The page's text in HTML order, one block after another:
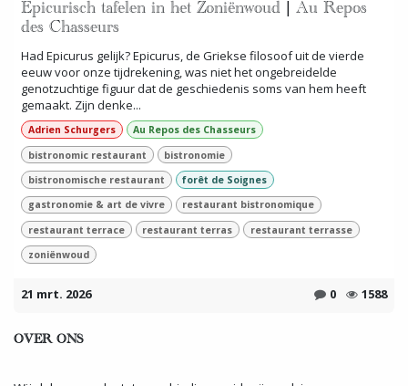
Epicurisch tafelen in het Zoniënwoud | Au Repos
des Chasseurs
Had Epicurus gelijk? Epicurus, de Griekse filosoof uit de vierde
eeuw voor onze tijdrekening, was niet het ongebreidelde
genotzuchtige figuur dat de geschiedenis soms van hem heeft
gemaakt. Zijn denke...
Adrien Schurgers
Au Repos des Chasseurs
bistronomic restaurant
bistronomie
bistronomische restaurant
forêt de Soignes
gastronomie & art de vivre
restaurant bistronomique
restaurant terrace
restaurant terras
restaurant terrasse
zoniënwoud
21 mrt. 2026 0 1588
OVER ONS